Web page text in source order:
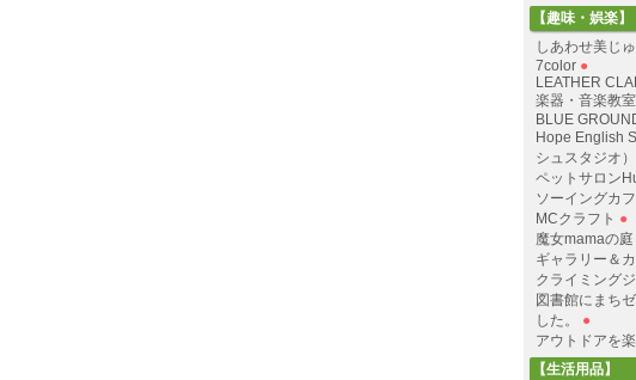
【趣味・娯楽】
しあわせ美じ
7color ●
LEATHER
楽器・音楽教
BLUE
Hope English
シュスタジオ）
ペットサロン
ソーイングカ
MCクラフト ●
魔女mamaの庭
ギャラリー＆
クライミング
図書館にまち
した。
●
アウトドアを
【生活用品】